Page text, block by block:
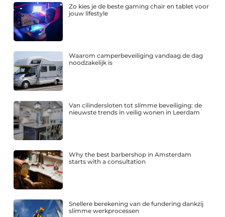
Zo kies je de beste gaming chair en tablet voor
jouw lifestyle
Waarom camperbeveiliging vandaag de dag
noodzakelijk is
Van cilindersloten tot slimme beveiliging: de
nieuwste trends in veilig wonen in Leerdam
Why the best barbershop in Amsterdam
starts with a consultation
Snellere berekening van de fundering dankzij
slimme werkprocessen